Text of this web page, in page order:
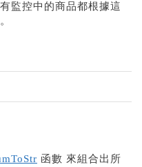
監控中的商品都根據這
函數 來組合出所